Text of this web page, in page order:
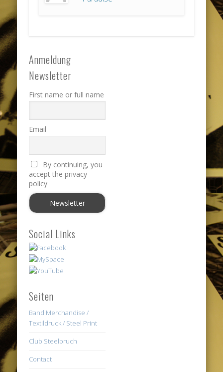
Anmeldung
Newsletter
First name or full name
Email
By continuing, you
accept the privacy
policy
Social Links
Seiten
Band Merchandise /
Textildruck / Steel Print
Club Steelbruch
Contact